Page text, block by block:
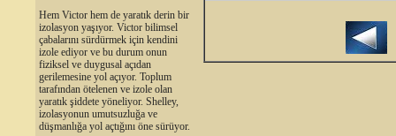
Hem Victor hem de yaratık derin bir
izolasyon yaşıyor. Victor bilimsel
çabalarını sürdürmek için kendini
izole ediyor ve bu durum onun
fiziksel ve duygusal açıdan
gerilemesine yol açıyor. Toplum
tarafından ötelenen ve izole olan
yaratık şiddete yöneliyor. Shelley,
izolasyonun umutsuzluğa ve
düşmanlığa yol açtığını öne sürüyor.